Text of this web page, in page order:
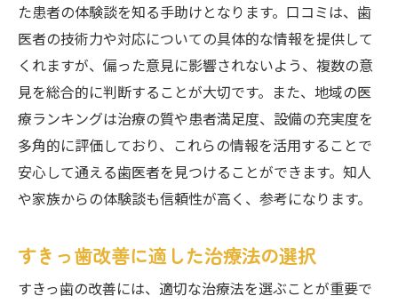
た患者の体験談を知る手助けとなります。口コミは、歯
医者の技術力や対応についての具体的な情報を提供して
くれますが、偏った意見に影響されないよう、複数の意
見を総合的に判断することが大切です。また、地域の医
療ランキングは治療の質や患者満足度、設備の充実度を
多角的に評価しており、これらの情報を活用することで
安心して通える歯医者を見つけることができます。知人
や家族からの体験談も信頼性が高く、参考になります。
すきっ歯改善に適した治療法の選択
すきっ歯の改善には、適切な治療法を選ぶことが重要で